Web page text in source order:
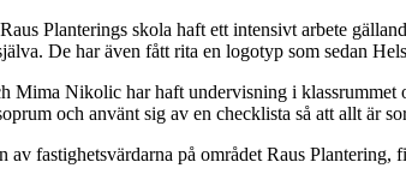
Planterings skola haft ett intensivt arbete
De har även fått rita en logotyp som sedan
Mima Nikolic har haft undervisning i
och använt sig av en checklista så att allt är
av fastighetsvärdarna på området Raus